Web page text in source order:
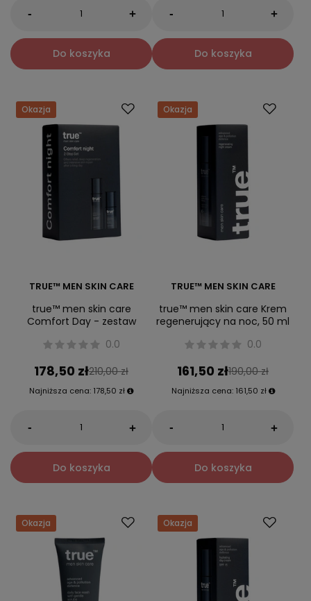
- +
Do koszyka
- +
Do koszyka
Okazja
TRUE™ MEN SKIN CARE
true™ men skin care
Comfort Day - zestaw
0.0
178,50 zł210,00 zł
Najniższa cena: 178,50 zł
- +
Do koszyka
Okazja
TRUE™ MEN SKIN CARE
true™ men skin care Krem
regenerujący na noc, 50 ml
0.0
161,50 zł190,00 zł
Najniższa cena: 161,50 zł
- +
Do koszyka
Okazja Okazja